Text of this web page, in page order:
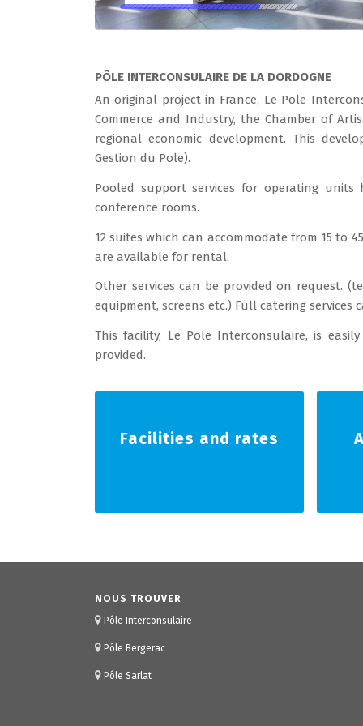
PÔLE INTERCONSULAIRE DE LA DORDOGNE
An original project in France, Le Pole
Commerce and Industry, the Chamber of
regional economic development. This
Gestion du Pole).
Pooled support services for operating
conference rooms.
12 suites which can accommodate from 15 to
are available for rental.
Other services can be provided on request.
equipment, screens etc.) Full catering services
This facility, Le Pole Interconsulaire, is
provided.
Facilities and rates
NOUS TROUVER
Pôle Interconsulaire
Pôle Bergerac
Pôle Sarlat